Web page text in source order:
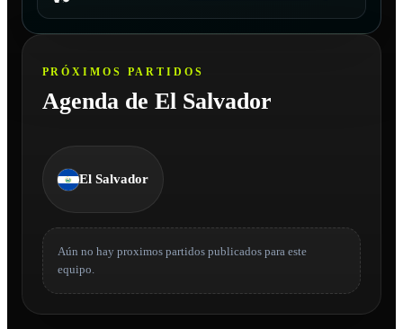
PRÓXIMOS PARTIDOS
Agenda de El Salvador
El Salvador
Aún no hay proximos partidos publicados para este
equipo.